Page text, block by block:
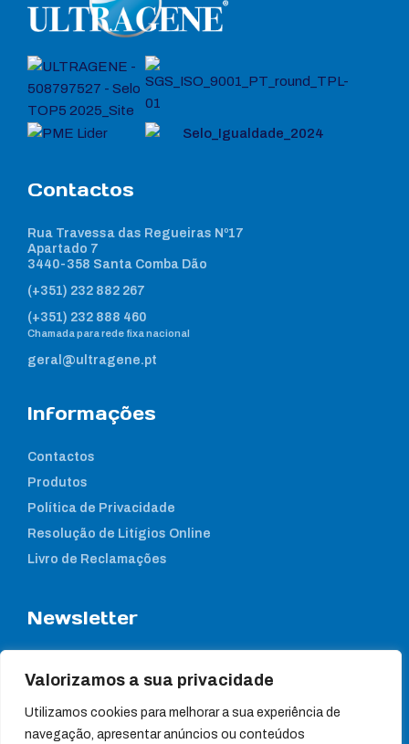
Valorizamos a sua privacidade
Utilizamos cookies para melhorar a sua experiência de
navegação, apresentar anúncios ou conteúdos
Contactos
Rua Travessa das Regueiras Nº17
Apartado 7
3440-358 Santa Comba Dão
(+351) 232 882 267
(+351) 232 888 460
Chamada para rede fixa nacional
geral@ultragene.pt
Informações
Contactos
Produtos
Política de Privacidade
Resolução de Litígios Online
Livro de Reclamações
Newsletter
notícias